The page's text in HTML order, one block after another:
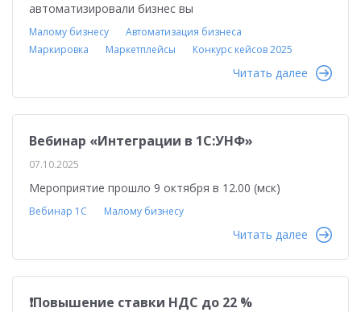
автоматизировали бизнес вы
Малому бизнесу
Автоматизация бизнеса
Маркировка
Маркетплейсы Конкурс кейсов 2025
Читать далее
Вебинар «Интеграции в 1С:УНФ»
07.10.2025
Мероприятие прошло 9 октября в 12.00 (мск)
Вебинар 1С Малому бизнесу
Читать далее
❗️Повышение ставки НДС до 22 %